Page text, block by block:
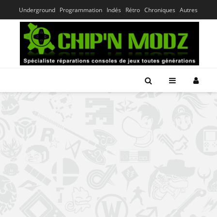
Underground Programmation Indés Rétro Chroniques Autres